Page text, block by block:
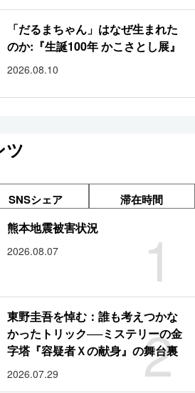
「だるまちゃん」はなぜ生まれた
のか:『生誕100年 かこさとし展』
2026.08.10
ツ
SNSシェア 滞在時間
1
熊本地震被害状況
2026.08.07
2
東野圭吾を悼む：誰も考えつかな
かったトリック──ミステリーの金
字塔『容疑者Ｘの献身』の舞台裏
2026.07.29